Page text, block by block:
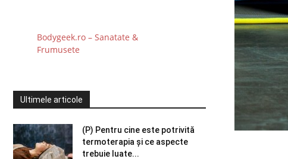
Bodygeek.ro – Sanatate &
Frumusete
Ultimele articole
(P) Pentru cine este potrivită
termoterapia și ce aspecte
trebuie luate...